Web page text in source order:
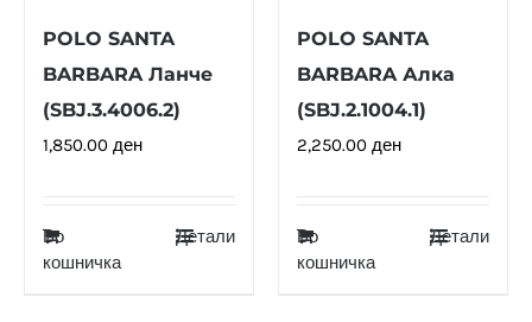
POLO SANTA
BARBARA Ланче
(SBJ.3.4006.2)
1,850.00 ден
Во
кошничка
Детали
POLO SANTA
BARBARA Алка
(SBJ.2.1004.1)
2,250.00 ден
Во
кошничка
Детали